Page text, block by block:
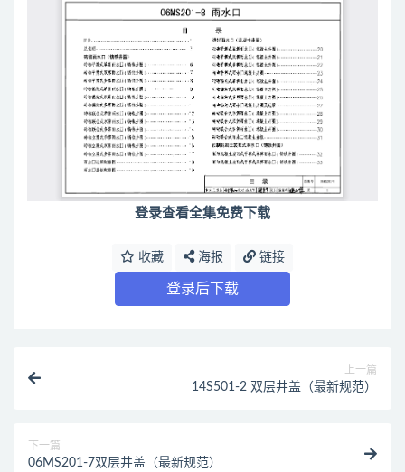
登录查看全集免费下载
收藏 海报 链接
登录后下载
上一篇
14S501-2 双层井盖（最新规范）
下一篇
06MS201-7双层井盖（最新规范）